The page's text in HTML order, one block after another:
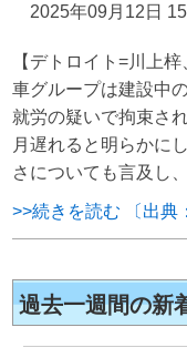
2025年09月12日
【デトロイト=川上
車グループは建設中
就労の疑いで拘束さ
月遅れると明らかに
さについても言及し
>>続きを読む 〔出典
過去一週間の新